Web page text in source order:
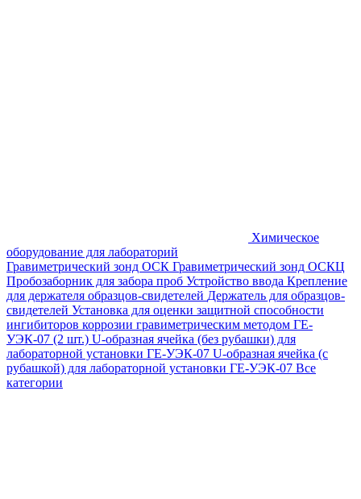
Химическое
оборудование для лабораторий
Гравиметрический зонд ОСК Гравиметрический зонд ОСКЦ
Пробозаборник для забора проб Устройство ввода Крепление
для держателя образцов-свидетелей Держатель для образцов-
свидетелей Установка для оценки защитной способности
ингибиторов коррозии гравиметрическим методом ГЕ-
УЭК-07 (2 шт.) U-образная ячейка (без рубашки) для
лабораторной установки ГЕ-УЭК-07 U-образная ячейка (с
рубашкой) для лабораторной установки ГЕ-УЭК-07 Все
категории